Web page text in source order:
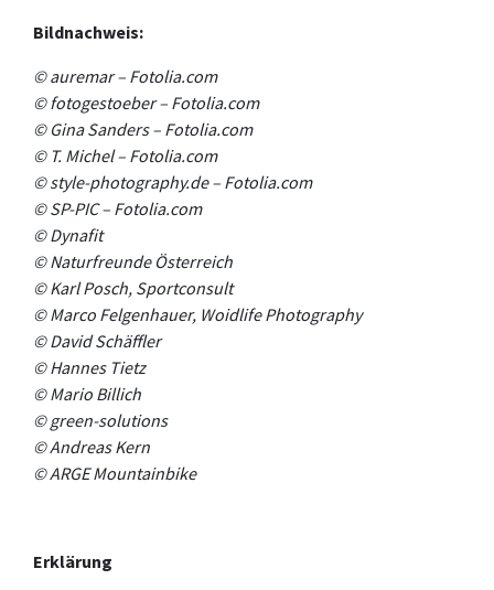
Bildnachweis:
© auremar – Fotolia.com
© fotogestoeber – Fotolia.com
© Gina Sanders – Fotolia.com
© T. Michel – Fotolia.com
© style-photography.de – Fotolia.com
© SP-PIC – Fotolia.com
©Dynafit
©Naturfreunde Österreich
©Karl Posch, Sportconsult
© Marco Felgenhauer, Woidlife Photography
©David Schäffler
©Hannes Tietz
©Mario Billich
©green-solutions
© Andreas Kern
© ARGE Mountainbike
Erklärung